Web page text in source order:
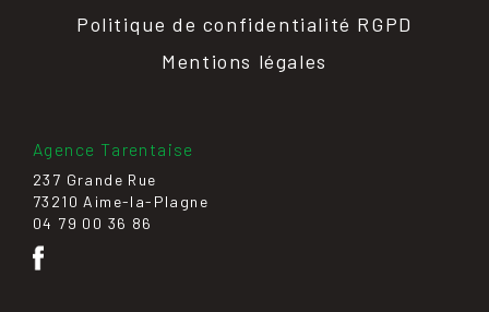
Politique de confidentialité RGPD
Mentions légales
Agence Tarentaise
237 Grande Rue
73210 Aime-la-Plagne
04 79 00 36 86